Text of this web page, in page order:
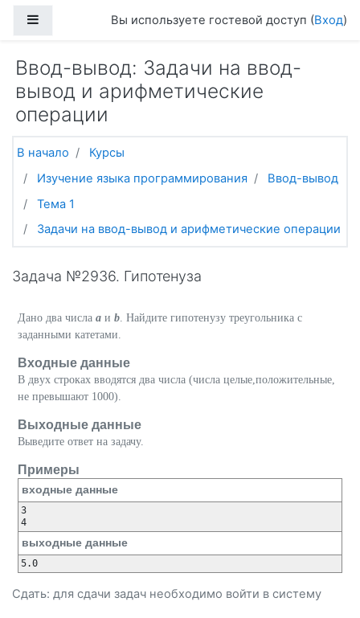
Боковая панельВы используете гостевой доступ (Вход)
Ввод-вывод: Задачи на ввод-
вывод и арифметические
операции
В начало
Курсы
Изучение языка программирования
Ввод-вывод
Тема 1
Задачи на ввод-вывод и арифметические операции
Задача №2936. Гипотенуза
Дано два числа a и b . Найдите гипотенузу треугольника с
заданными катетами.
Входные данные
В двух строках вводятся два числа (числа целые,положительные,
не превышают 1000).
Выходные данные
Выведите ответ на задачу.
Примеры
входные данные
3
4
выходные данные
5.0
Сдать: для сдачи задач необходимо войти в систему